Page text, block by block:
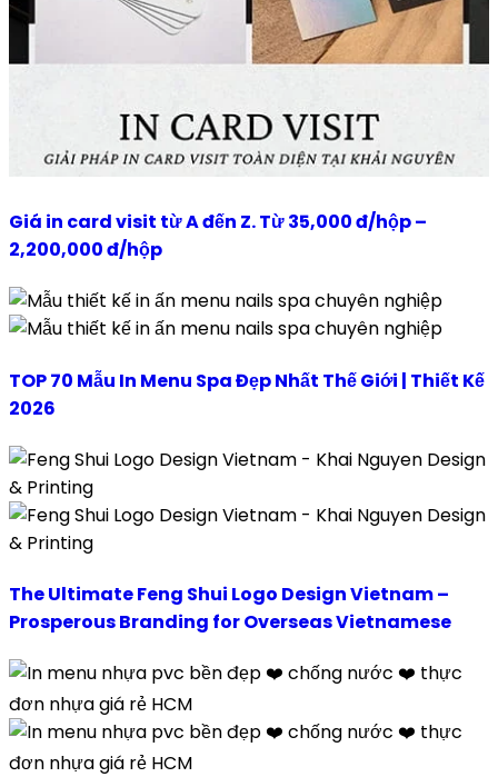
Giá in card visit từ A đến Z. Từ 35,000 đ/hộp –
2,200,000 đ/hộp
TOP 70 Mẫu In Menu Spa Đẹp Nhất Thế Giới | Thiết Kế
2026
The Ultimate Feng Shui Logo Design Vietnam –
Prosperous Branding for Overseas Vietnamese